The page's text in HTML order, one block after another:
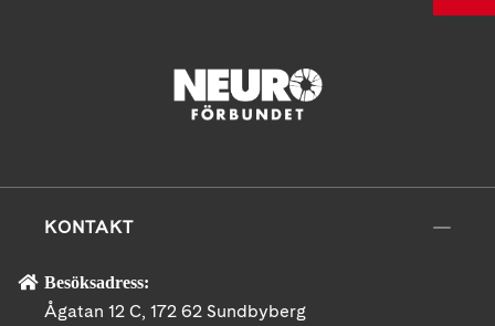
KONTAKT
Besöksadress:
Ågatan 12 C, 172 62 Sundbyberg